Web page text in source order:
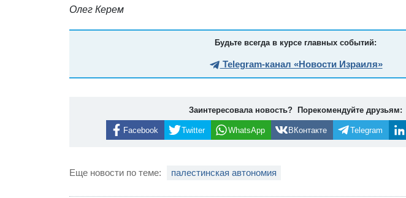
Олег Керем
Будьте всегда в курсе главных событий:
Telegram-канал «Новости Израиля»
Заинтересовала новость? Порекомендуйте друзьям:
Facebook Twitter WhatsApp ВКонтакте Telegram
Еще новости по теме: палестинская автономия